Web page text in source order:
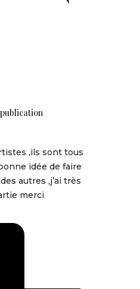
,ils sont tous
idée de faire
autres ,j’ai très
merci